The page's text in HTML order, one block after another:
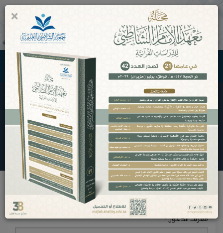
جمعية الشاطبي التعليمية
حسابات الأعضاء
الرئيسية حسابات الأعضاء
إعادة كلمة المرور
معرف الدخول
×